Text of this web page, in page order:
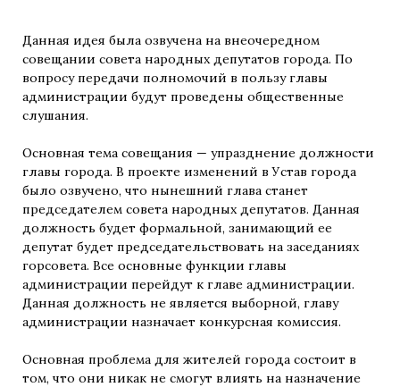
Данная идея была озвучена на внеочередном
совещании совета народных депутатов города. По
вопросу передачи полномочий в пользу главы
администрации будут проведены общественные
слушания.
Основная тема совещания — упразднение должности
главы города. В проекте изменений в Устав города
было озвучено, что нынешний глава станет
председателем совета народных депутатов. Данная
должность будет формальной, занимающий ее
депутат будет председательствовать на заседаниях
горсовета. Все основные функции главы
администрации перейдут к главе администрации.
Данная должность не является выборной, главу
администрации назначает конкурсная комиссия.
Основная проблема для жителей города состоит в
том, что они никак не смогут влиять на назначение